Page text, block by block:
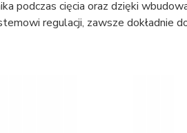
podczas cięcia oraz dzięki
regulacji, zawsze dokładnie